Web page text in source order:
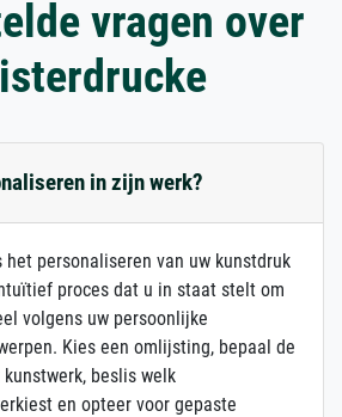
vragen over
in zijn werk?
personaliseren van uw kunstdruk
proces dat u in staat stelt om
volgens uw persoonlijke
Kies een omlijsting, bepaal de
beslis welk
en opteer voor gepaste